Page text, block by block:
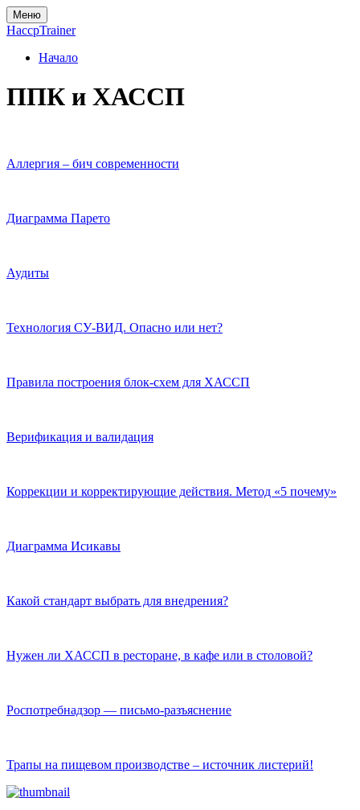
Меню
HaccpTrainer
Начало
ППК и ХАССП
Аллергия – бич современности
Диаграмма Парето
Аудиты
Технология СУ-ВИД. Опасно или нет?
Правила построения блок-схем для ХАССП
Верификация и валидация
Коррекции и корректирующие действия. Метод «5 почему»
Диаграмма Исикавы
Какой стандарт выбрать для внедрения?
Нужен ли ХАССП в ресторане, в кафе или в столовой?
Роспотребнадзор — письмо-разъяснение
Трапы на пищевом производстве – источник листерий!